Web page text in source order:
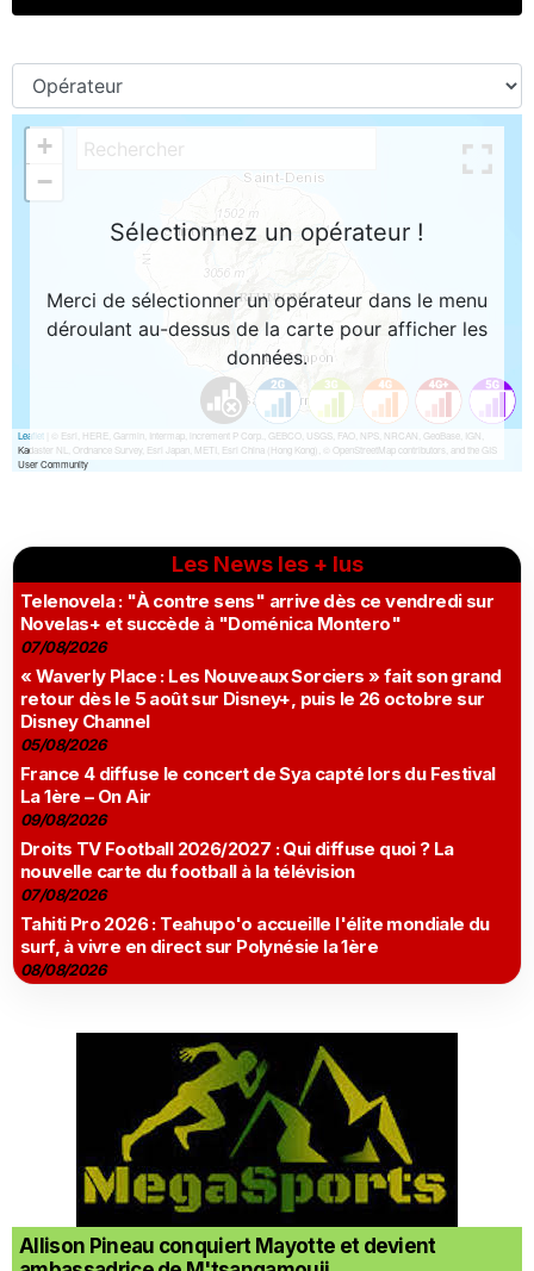
Les News les + lus
Telenovela : "À contre sens" arrive dès ce vendredi sur
Novelas+ et succède à "Doménica Montero"
07/08/2026
« Waverly Place : Les Nouveaux Sorciers » fait son grand
retour dès le 5 août sur Disney+, puis le 26 octobre sur
Disney Channel
05/08/2026
France 4 diffuse le concert de Sya capté lors du Festival
La 1ère – On Air
09/08/2026
Droits TV Football 2026/2027 : Qui diffuse quoi ? La
nouvelle carte du football à la télévision
07/08/2026
Tahiti Pro 2026 : Teahupo'o accueille l'élite mondiale du
surf, à vivre en direct sur Polynésie la 1ère
08/08/2026
Allison Pineau conquiert Mayotte et devient